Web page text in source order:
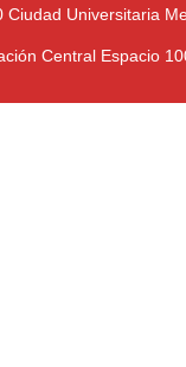
Ciudad Universitaria
Central Espacio